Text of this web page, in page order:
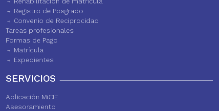
Registro de Posgrado
Convenio de Reciprocidad
Tareas profesionales
Formas de Pago
Matrícula
Expedientes
SERVICIOS
Aplicación MiCIE
Asesoramiento